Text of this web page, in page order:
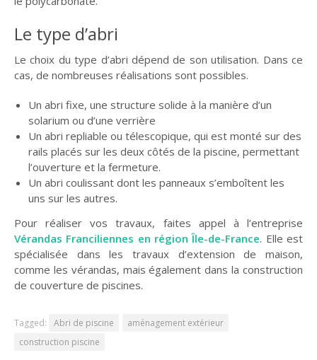
Le type d’abri
Le choix du type d’abri dépend de son utilisation. Dans ce
cas, de nombreuses réalisations sont possibles.
Un abri fixe, une structure solide à la manière d’un
solarium ou d’une verrière
Un abri repliable ou télescopique, qui est monté sur des
rails placés sur les deux côtés de la piscine, permettant
l’ouverture et la fermeture.
Un abri coulissant dont les panneaux s’emboîtent les
uns sur les autres.
Pour réaliser vos travaux, faites appel à l’entreprise
Vérandas Franciliennes en région Île-de-France. Elle est
spécialisée dans les travaux d’extension de maison,
comme les vérandas, mais également dans la construction
de couverture de piscines.
Tagged: Abri de piscine
aménagement extérieur
construction piscine